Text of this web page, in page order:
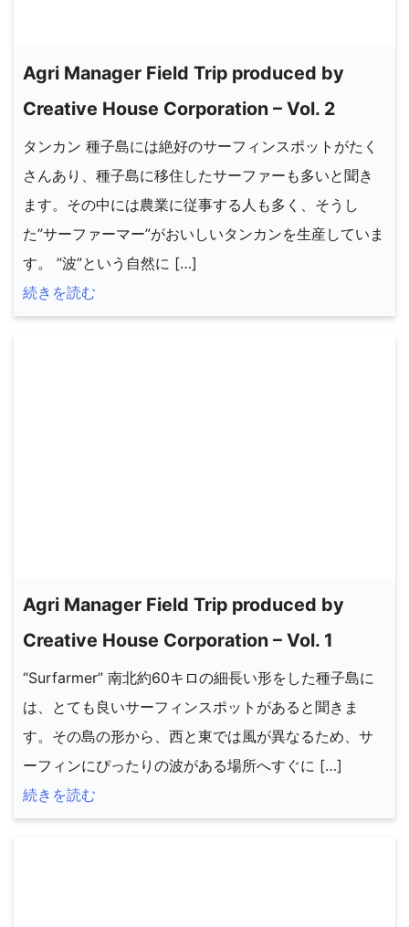
Agri Manager Field Trip produced by
Creative House Corporation – Vol. 2
タンカン 種子島には絶好のサーフィンスポットがたく
さんあり、種子島に移住したサーファーも多いと聞き
ます。その中には農業に従事する人も多く、そうし
た”サーファーマー”がおいしいタンカンを生産していま
す。 ”波”という自然に […]
続きを読む
Agri Manager Field Trip produced by
Creative House Corporation – Vol. 1
“Surfarmer” 南北約60キロの細長い形をした種子島に
は、とても良いサーフィンスポットがあると聞きま
す。その島の形から、西と東では風が異なるため、サ
ーフィンにぴったりの波がある場所へすぐに […]
続きを読む